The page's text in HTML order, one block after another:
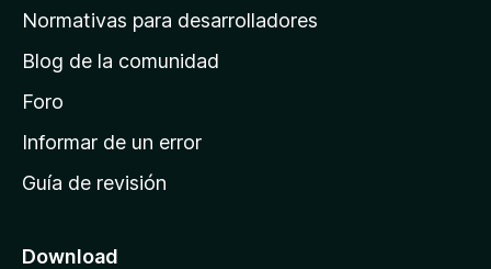
a
e
i
n
c
o
Normativas para desarrolladores
Blog de la comunidad
Foro
Informar de un error
Guía de revisión
Download